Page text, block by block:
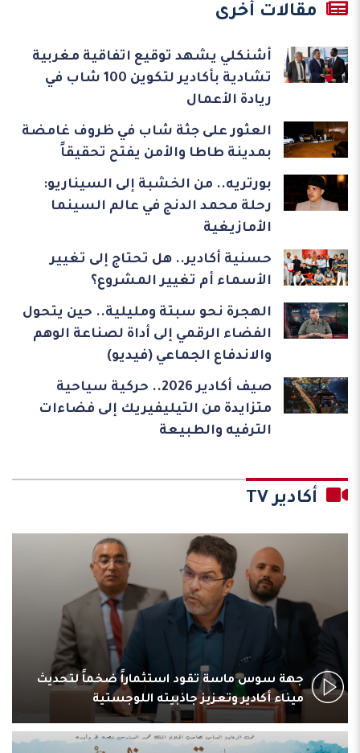
مقالات أخرى
أشنكلي يشهد توقيع اتفاقية مغربية
تشادية بأكادير لتكوين 100 شاب في
ريادة الأعمال
العثور على جثة شاب في ظروف غامضة
بمدينة طاطا والأمن يفتح تحقيقاً
بورتريه.. من الخشبة إلى السيناريو:
رحلة محمد الدنج في عالم السينما
الأمازيغية
حسنية أكادير.. هل تحتاج إلى تغيير
الأسماء أم تغيير المشروع؟
الهجرة نحو سبتة ومليلية.. حين يتحول
الفضاء الرقمي إلى أداة لصناعة الوهم
والاندفاع الجماعي (فيديو)
صيف أكادير 2026.. حركية سياحية
متزايدة من التيليفيريك إلى فضاءات
الترفيه والطبيعة
أكادير TV
جهة سوس ماسة تقود استثماراً ضخماً لتحديث
ميناء أكادير وتعزيز جاذبيته اللوجستية